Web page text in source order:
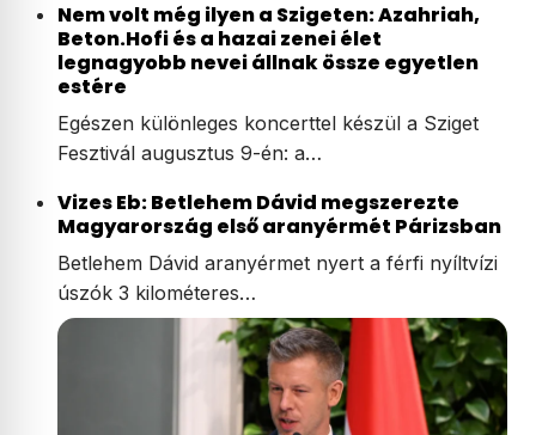
Nem volt még ilyen a Szigeten: Azahriah,
Beton.Hofi és a hazai zenei élet
legnagyobb nevei állnak össze egyetlen
estére
Egészen különleges koncerttel készül a Sziget
Fesztivál augusztus 9-én: a…
Vizes Eb: Betlehem Dávid megszerezte
Magyarország első aranyérmét Párizsban
Betlehem Dávid aranyérmet nyert a férfi nyíltvízi
úszók 3 kilométeres…